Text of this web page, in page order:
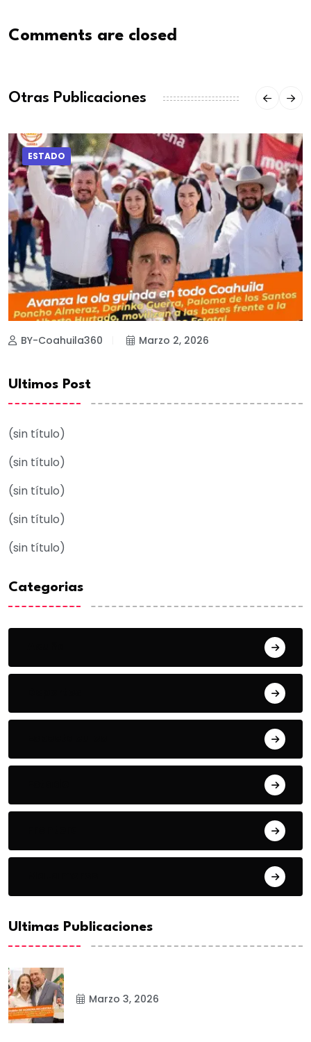
Comments are closed
Otras Publicaciones
ESTADO
BY-Coahuila360 Marzo 2, 2026
Ultimos Post
(sin título)
(sin título)
(sin título)
(sin título)
(sin título)
Categorias
Ultimas Publicaciones
Marzo 3, 2026